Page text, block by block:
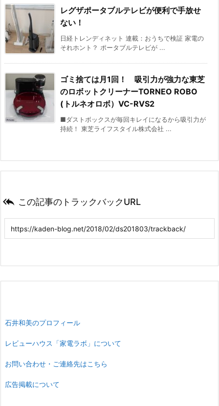
レグザポータブルテレビが便利で手放せ
ない！
日経トレンディネット 連載：おうちで検証 家電の
それホント？ ポータブルテレビが ...
ゴミ捨ては月1回！ 吸引力が強力な東芝
のロボットクリーナーTORNEO ROBO
(トルネオロボ）VC-RVS2
■ダストボックスが毎回キレイになるから吸引力が
持続！ 東芝ライフスタイル株式会社 ...
 この記事のトラックバックURL
石井和美のプロフィール
レビューハウス「家電ラボ」について
お問い合わせ・ご連絡先はこちら
広告掲載について